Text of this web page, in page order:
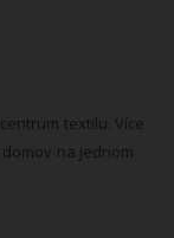
textilu. Více
na jednom